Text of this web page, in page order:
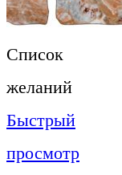
Список
желаний
Быстрый
просмотр